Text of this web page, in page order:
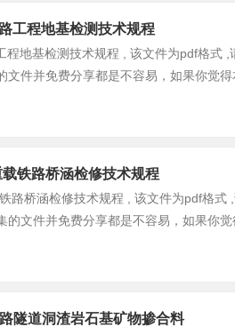
工程地基检测技术规程
地基检测技术规程 , 该文件为pdf格式
文件并免费分享都是不容易，如果你觉得
铁路桥涵检修技术规程
路桥涵检修技术规程 , 该文件为pdf格
的文件并免费分享都是不容易，如果你觉
隧道洞渣岩石基矿物掺合料